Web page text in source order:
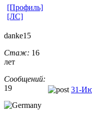
[Профиль]
[ЛС]
danke15
Стаж: 16
лет
Сообщений:
19
31-